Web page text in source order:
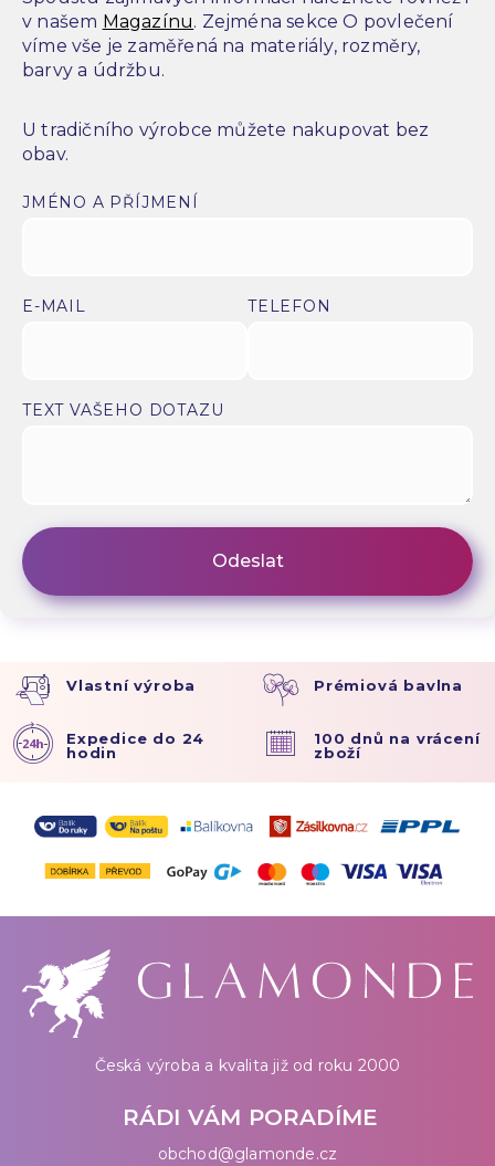
v našem Magazínu. Zejména sekce O povlečení
víme vše je zaměřená na materiály, rozměry,
barvy a údržbu.
U tradičního výrobce můžete nakupovat bez
obav.
JMÉNO A PŘÍJMENÍ
E-MAIL TELEFON
TEXT VAŠEHO DOTAZU
Vlastní výroba Prémiová bavlna
Expedice do 24
hodin
100 dnů na vrácení
zboží
Česká výroba a kvalita již od roku 2000
RÁDI VÁM PORADÍME
obchod@glamonde.cz